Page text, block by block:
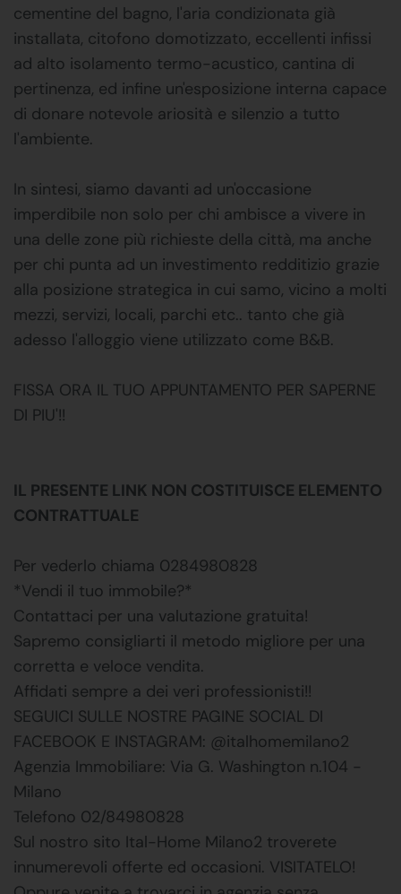
cementine del bagno, l'aria condizionata già
installata, citofono domotizzato, eccellenti infissi
ad alto isolamento termo-acustico, cantina di
pertinenza, ed infine un'esposizione interna capace
di donare notevole ariosità e silenzio a tutto
l'ambiente.
In sintesi, siamo davanti ad un'occasione
imperdibile non solo per chi ambisce a vivere in
una delle zone più richieste della città, ma anche
per chi punta ad un investimento redditizio grazie
alla posizione strategica in cui samo, vicino a molti
mezzi, servizi, locali, parchi etc.. tanto che già
adesso l'alloggio viene utilizzato come B&B.
FISSA ORA IL TUO APPUNTAMENTO PER SAPERNE
DI PIU'!!
IL PRESENTE LINK NON COSTITUISCE ELEMENTO
CONTRATTUALE
Per vederlo chiama 0284980828
*Vendi il tuo immobile?*
Contattaci per una valutazione gratuita!
Sapremo consigliarti il metodo migliore per una
corretta e veloce vendita.
Affidati sempre a dei veri professionisti!!
SEGUICI SULLE NOSTRE PAGINE SOCIAL DI
FACEBOOK E INSTAGRAM: @italhomemilano2
Agenzia Immobiliare: Via G. Washington n.104 -
Milano
Telefono 02/84980828
Sul nostro sito Ital-Home Milano2 troverete
innumerevoli offerte ed occasioni. VISITATELO!